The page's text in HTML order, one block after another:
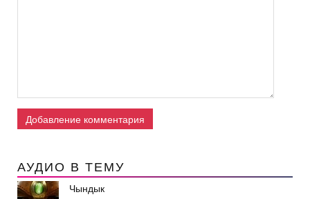
Добавление комментария
АУДИО В ТЕМУ
Чындык